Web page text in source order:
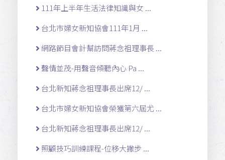
111年上半年生活法律知識與女 ...
台北市婦女新知協會111年1月 ...
網路節目會計幫訪問蔣念祖理事長 ...
聲情並茂-用聲音傾聽內心 Pa ...
台北新知蔣念祖理事長出席12/ ...
台北市婦女新知協會榮獲第六屆尤 ...
台北新知蔣念祖理事長出席12/ ...
照顧技巧訓練課程-位移大撇步 ...